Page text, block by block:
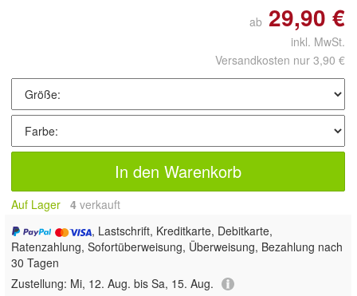
ab 29,90 €
inkl. MwSt.
Versandkosten nur 3,90 €
In den Warenkorb
Auf Lager 4 verkauft
, Lastschrift, Kreditkarte, Debitkarte,
Ratenzahlung, Sofortüberweisung, Überweisung, Bezahlung nach
30 Tagen
Zustellung: Mi, 12. Aug. bis Sa, 15. Aug.